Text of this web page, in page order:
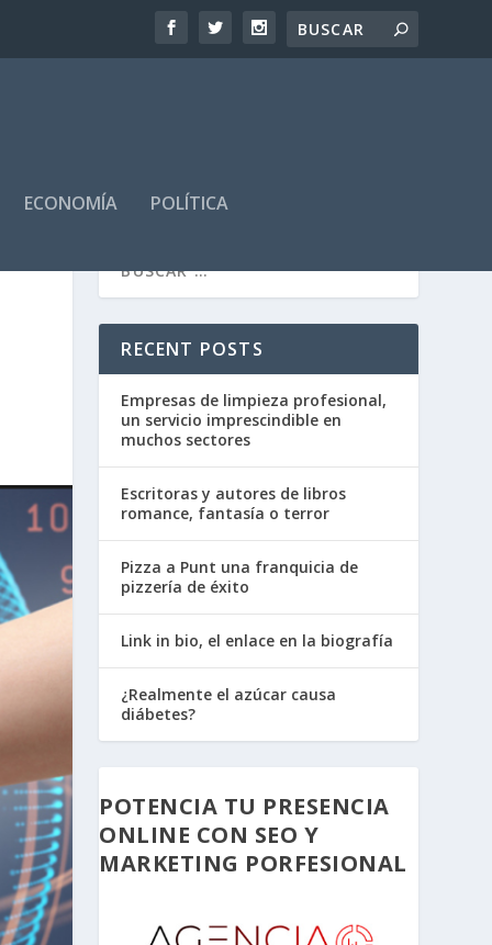
ECONOMÍA POLÍTICA
RECENT POSTS
Empresas de limpieza profesional,
un servicio imprescindible en
muchos sectores
Escritoras y autores de libros
romance, fantasía o terror
Pizza a Punt una franquicia de
pizzería de éxito
Link in bio, el enlace en la biografía
¿Realmente el azúcar causa
diábetes?
POTENCIA TU PRESENCIA
ONLINE CON SEO Y
MARKETING PORFESIONAL